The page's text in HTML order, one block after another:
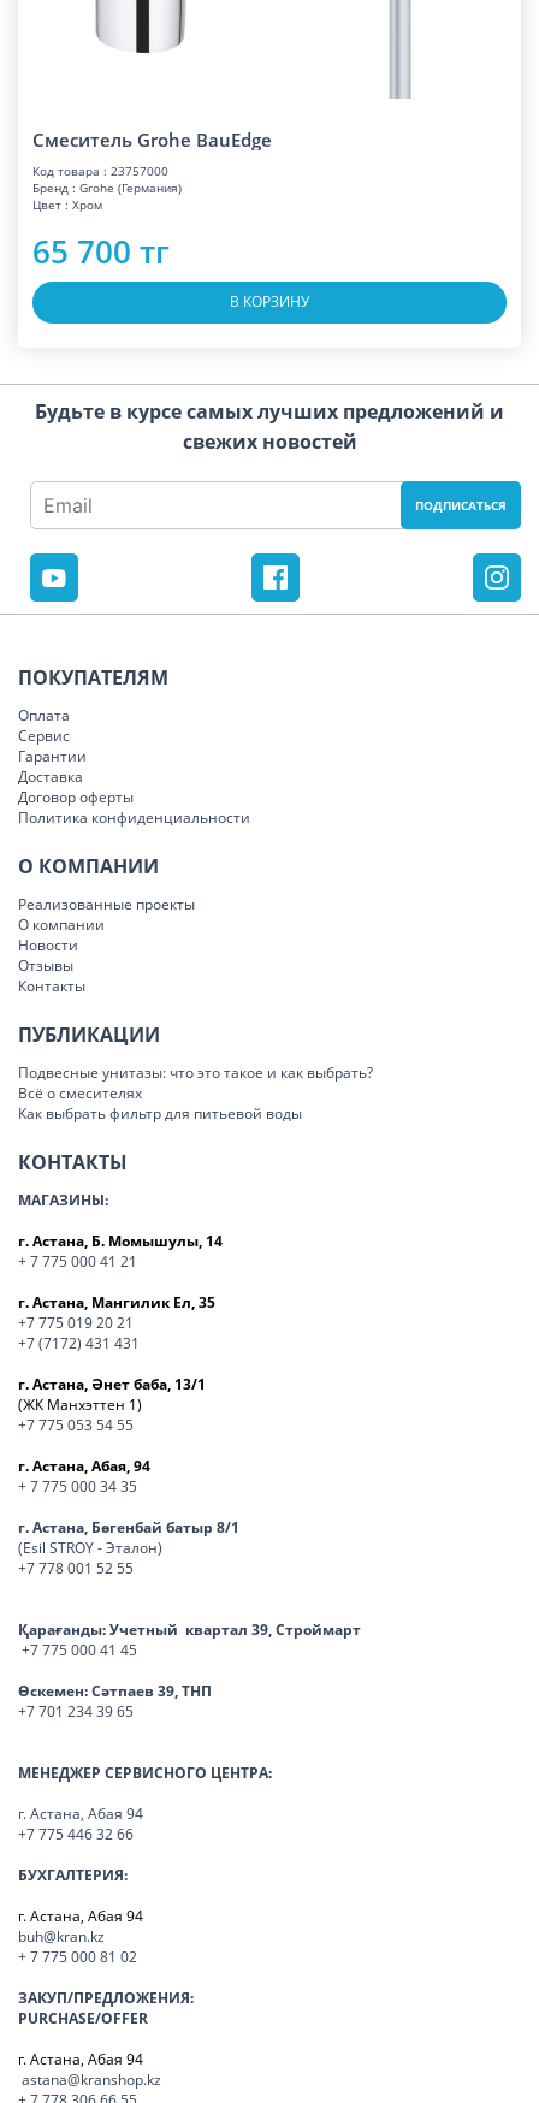
Смеситель Grohe BauEdge
Код товара : 23757000
Бренд : Grohe (Германия)
Цвет : Хром
65 700 тг
В КОРЗИНУ
Будьте в курсе самых лучших предложений и
свежих новостей
ПОКУПАТЕЛЯМ
Оплата
Сервис
Гарантии
Доставка
Договор оферты
Политика конфиденциальности
О КОМПАНИИ
Реализованные проекты
О компании
Новости
Отзывы
Контакты
ПУБЛИКАЦИИ
Подвесные унитазы: что это такое и как выбрать?
Всё о смесителях
Как выбрать фильтр для питьевой воды
КОНТАКТЫ
МАГАЗИНЫ:
г. Астана, Б. Момышулы, 14
+ 7 775 000 41 21
г. Астана, Мангилик Ел, 35
+7 775 019 20 21
+7 (7172) 431 431
г. Астана, Әнет баба, 13/1
(ЖК Манхэттен 1)
+7 775 053 54 55
г. Астана, Абая, 94
+ 7 775 000 34 35
г. Астана, Бөгенбай батыр 8/1
(Esil STROY - Эталон)
+7 778 001 52 55
Қарағанды:Учетный квартал 39, Строймарт
+7 775 000 41 45
Өскемен:Сәтпаев 39, ТНП
+7 701 234 39 65
МЕНЕДЖЕР СЕРВИСНОГО ЦЕНТРА:
г. Астана, Абая 94
+7 775 446 32 66
БУХГАЛТЕРИЯ:
г. Астана, Абая 94
buh@kran.kz
+ 7 775 000 81 02
ЗАКУП/ПРЕДЛОЖЕНИЯ:
PURCHASE/OFFER
г. Астана, Абая 94
astana@kranshop.kz